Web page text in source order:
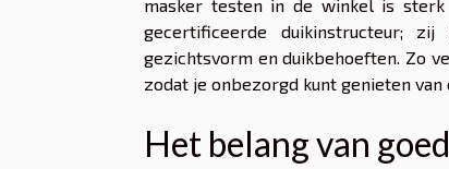
masker testen in de winkel is
gecertificeerde duikinstructeur;
gezichtsvorm en duikbehoeften. Zo
zodat je onbezorgd kunt genieten van
Het belang van